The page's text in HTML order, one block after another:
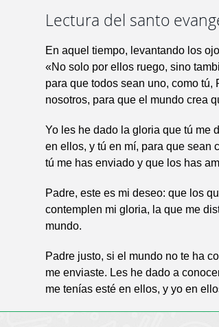
Lectura del santo
En aquel tiempo, levantando los
«No solo por ellos ruego, sino
para que todos sean uno, como
nosotros, para que el mundo crea
Yo les he dado la gloria que tú me
en ellos, y tú en mí, para que sean
tú me has enviado y que los has
Padre, este es mi deseo: que los
contemplen mi gloria, la que me
mundo.
Padre justo, si el mundo no te ha
me enviaste. Les he dado a
me tenías esté en ellos, y yo en